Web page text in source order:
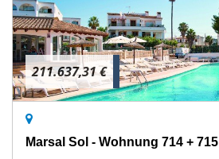
211.637,31 €
Marsal Sol - Wohnung 714 + 715